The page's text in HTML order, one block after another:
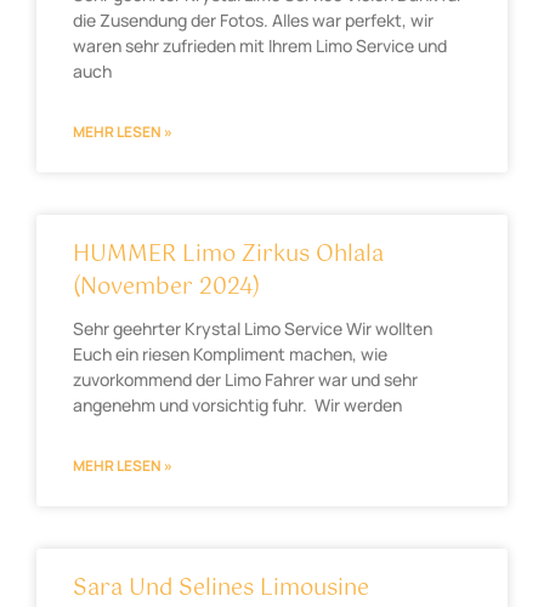
die Zusendung der Fotos. Alles war perfekt, wir
waren sehr zufrieden mit Ihrem Limo Service und
auch
MEHR LESEN »
HUMMER Limo Zirkus Ohlala
(November 2024)
Sehr geehrter Krystal Limo Service Wir wollten
Euch ein riesen Kompliment machen, wie
zuvorkommend der Limo Fahrer war und sehr
angenehm und vorsichtig fuhr. Wir werden
MEHR LESEN »
Sara Und Selines Limousine